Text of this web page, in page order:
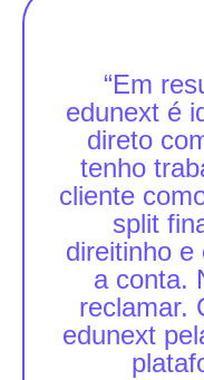
“Em
edunext é
direto
tenho
cliente
split
direitinho e
a conta.
reclamar.
edunext